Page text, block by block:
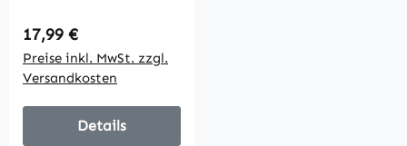
wetterfest, 6h
Leuchtdauer, 17B x
17T x 127Hcm,
Schwarz
Regulärer Preis:
17,99 €
Preise inkl. MwSt. zzgl.
Versandkosten
Details